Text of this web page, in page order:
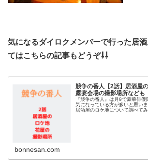
気になるダイロクメンバーで行った居
てはこちらの記事もどうぞ⇩⇩
競争の番人【2話】居酒屋
露宴会場の撮影場所なども
『競争の番人』は月9で豪華俳
気になっている方が多いと思い
居酒屋のロケ地について調べて
bonnesan.com